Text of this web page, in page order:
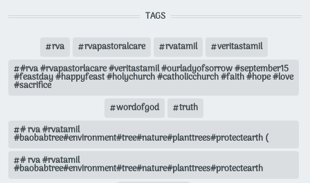
TAGS
rva rvapastoralcare rvatamil
veritastamil
#rva #rvapastorlacare #veritastamil #ourladyofsorrow #september15
#feastday #happyfeast #holychurch #catholicchurch #faith #hope #love
#sacrifice
wordofgod
truth
# rva #rvatamil
#baobabtree#environment#tree#nature#planttrees#protectearth (
# rva #rvatamil
#baobabtree#environment#tree#nature#planttrees#protectearth